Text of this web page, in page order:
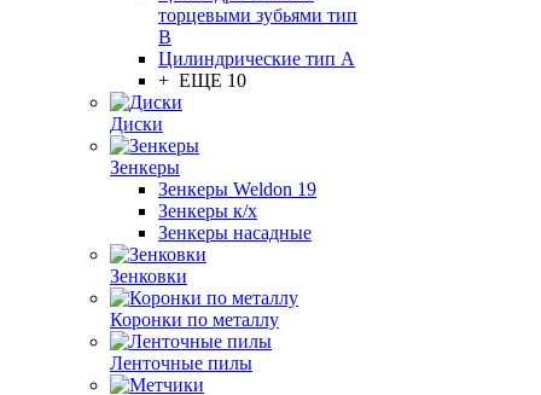
торцевыми зубьями тип
B
Цилиндрические тип А
+ ЕЩЕ 10
Диски
Зенкеры
Зенкеры Weldon 19
Зенкеры к/х
Зенкеры насадные
Зенковки
Коронки по металлу
Ленточные пилы